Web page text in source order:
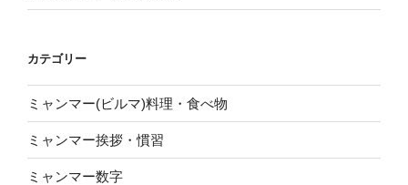
カテゴリー
ミャンマー(ビルマ)料理・食べ物
ミャンマー挨拶・慣習
ミャンマー数字